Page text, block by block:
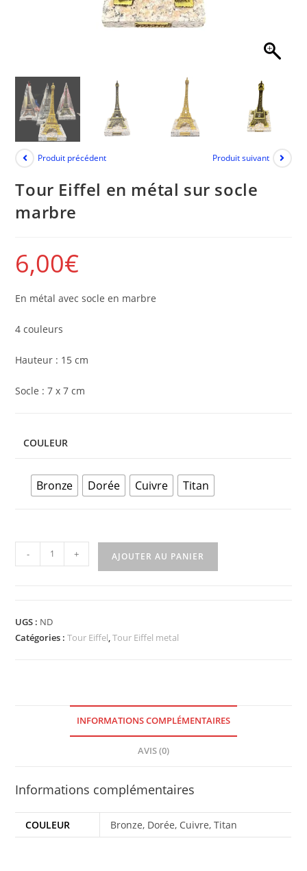
Produit précédent Produit suivant
Tour Eiffel en métal sur socle
marbre
6,00€
En métal avec socle en marbre
4 couleurs
Hauteur : 15 cm
Socle : 7 x 7 cm
COULEUR
Bronze Dorée Cuivre Titan
- + AJOUTER AU PANIER
UGS : ND
Catégories :Tour Eiffel,Tour Eiffel metal
INFORMATIONS COMPLÉMENTAIRES
AVIS (0)
Informations complémentaires
COULEUR Bronze, Dorée, Cuivre, Titan